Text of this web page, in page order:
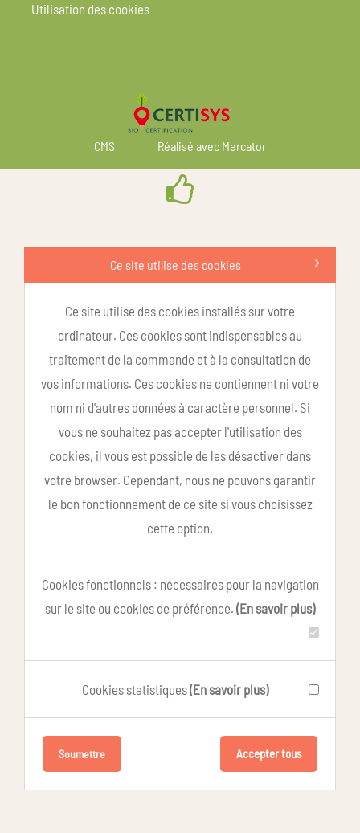
Utilisation des cookies
CMS Réalisé avec Mercator
Ce site utilise des cookies
Ce site utilise des cookies installés sur votre
ordinateur. Ces cookies sont indispensables au
traitement de la commande et à la consultation de
vos informations. Ces cookies ne contiennent ni votre
nom ni d'autres données à caractère personnel. Si
vous ne souhaitez pas accepter l'utilisation des
cookies, il vous est possible de les désactiver dans
votre browser. Cependant, nous ne pouvons garantir
le bon fonctionnement de ce site si vous choisissez
cette option.
Cookies fonctionnels : nécessaires pour la navigation
sur le site ou cookies de préférence. (En savoir plus)
Cookies statistiques(En savoir plus)
Soumettre Accepter tous